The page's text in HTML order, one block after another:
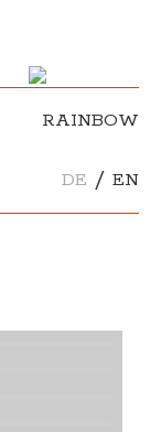
RAINBOW
DE / EN